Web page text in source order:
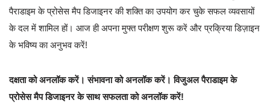
पैराडाइम के प्रोसेस मैप डिजाइनर की शक्ति का उपयोग कर चुके सफल व्यवसायों
के दल में शामिल हों। आज ही अपना मुफ्त परीक्षण शुरू करें और प्रक्रिया डिज़ाइन
के भविष्य का अनुभव करें!
दक्षता को अनलॉक करें। संभावना को अनलॉक करें। विजुअल पैराडाइम के
प्रोसेस मैप डिजाइनर के साथ सफलता को अनलॉक करें!